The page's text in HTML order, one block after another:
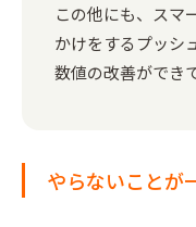
この他にも、スマ
かけをするプッシ
数値の改善ができ
やらないことが